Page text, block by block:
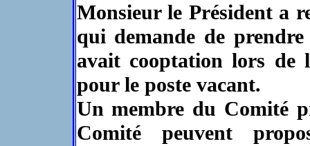
Monsieur le Président a
qui demande de
avait cooptation lors
pour le poste vacant.
Un membre du Comité
Comité peuvent